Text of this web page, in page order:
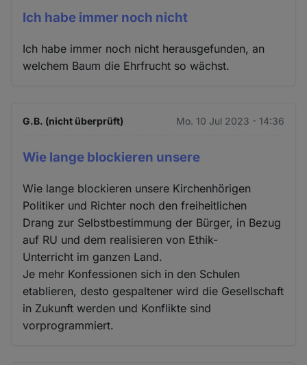
Ich habe immer noch nicht
Ich habe immer noch nicht herausgefunden, an
welchem Baum die Ehrfrucht so wächst.
G.B. (nicht überprüft) Mo. 10 Jul 2023 - 14:36
Wie lange blockieren unsere
Wie lange blockieren unsere Kirchenhörigen
Politiker und Richter noch den freiheitlichen
Drang zur Selbstbestimmung der Bürger, in Bezug
auf RU und dem realisieren von Ethik-
Unterricht im ganzen Land.
Je mehr Konfessionen sich in den Schulen
etablieren, desto gespaltener wird die Gesellschaft
in Zukunft werden und Konflikte sind
vorprogrammiert.